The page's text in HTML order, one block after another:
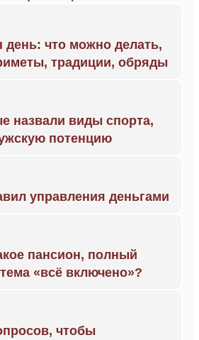
день: что можно делать,
традиции, обряды
назвали виды спорта,
потенцию
управления деньгами
пансион, полный
«всё включено»?
чтобы